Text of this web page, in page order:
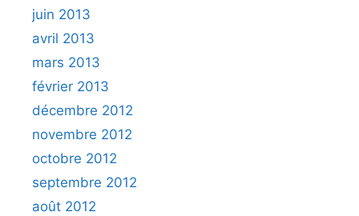
juin 2013
avril 2013
mars 2013
février 2013
décembre 2012
novembre 2012
octobre 2012
septembre 2012
août 2012